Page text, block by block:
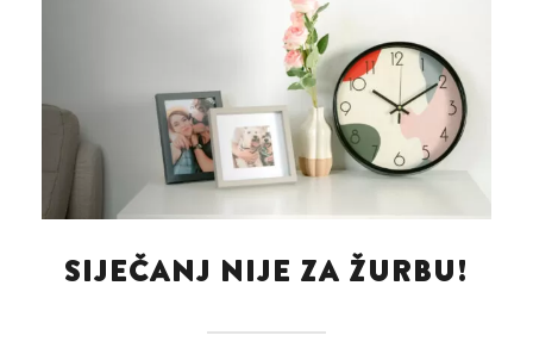
SIJEČANJ NIJE ZA ŽURBU!